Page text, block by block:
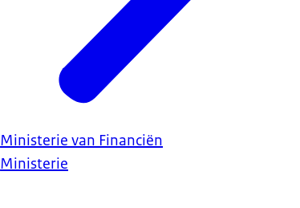
Ministerie van Financiën
Ministerie